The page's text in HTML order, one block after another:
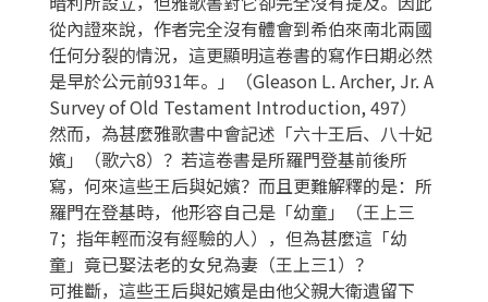
從內證來說，作者完全沒有體會到希伯來南北兩國
任何分裂的情況，這更顯明這卷書的寫作日期必然
是早於公元前931年。」（Gleason L. Archer, Jr. A
Survey of Old Testament Introduction, 497）
然而，為甚麼雅歌書中會記述「六十王后、八十妃
嬪」（歌六8）？若這卷書是所羅門登基前後所
寫，何來這些王后與妃嬪？而且更難解釋的是：所
羅門在登基時，他形容自己是「幼童」（王上三
7；指年輕而沒有經驗的人），但為甚麼這「幼
童」竟已娶法老的女兒為妻（王上三1）？
可推斷，這些王后與妃嬪是由他父親大衛遺留下